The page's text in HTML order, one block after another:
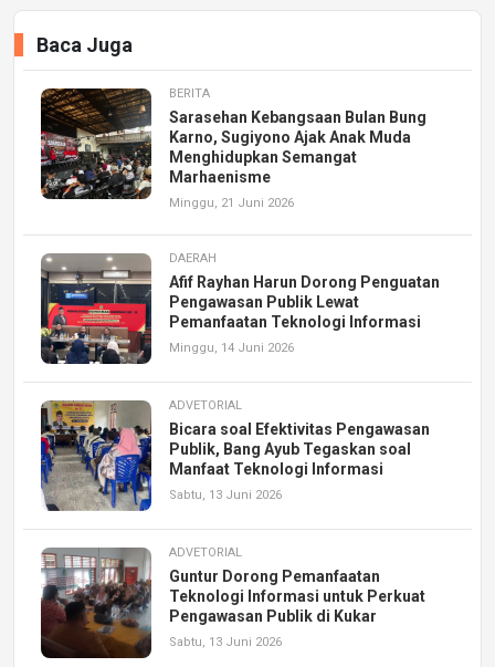
Baca Juga
BERITA
Sarasehan Kebangsaan Bulan Bung
Karno, Sugiyono Ajak Anak Muda
Menghidupkan Semangat
Marhaenisme
Minggu, 21 Juni 2026
DAERAH
Afif Rayhan Harun Dorong Penguatan
Pengawasan Publik Lewat
Pemanfaatan Teknologi Informasi
Minggu, 14 Juni 2026
ADVETORIAL
Bicara soal Efektivitas Pengawasan
Publik, Bang Ayub Tegaskan soal
Manfaat Teknologi Informasi
Sabtu, 13 Juni 2026
ADVETORIAL
Guntur Dorong Pemanfaatan
Teknologi Informasi untuk Perkuat
Pengawasan Publik di Kukar
Sabtu, 13 Juni 2026